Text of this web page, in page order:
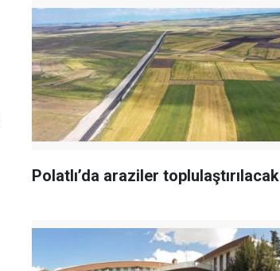
Polatlı’da araziler toplulaştırılacak